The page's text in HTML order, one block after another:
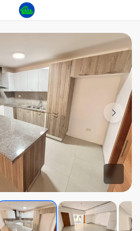
MORALES DE 2 HAB - Tu Casa RD